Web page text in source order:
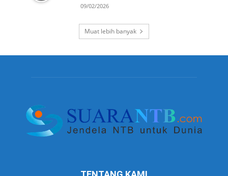
09/02/2026
Muat lebih banyak